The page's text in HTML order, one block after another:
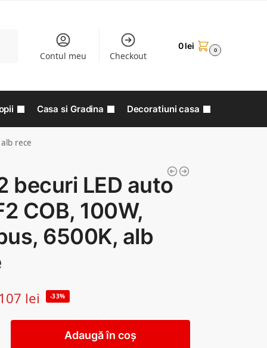
Contul meu Checkout
0lei 0
Casa si Gradina Decoratiuni casa
rece
becuri LED auto
COB, 100W,
6500K, alb
lei -33%
Adaugă în coș